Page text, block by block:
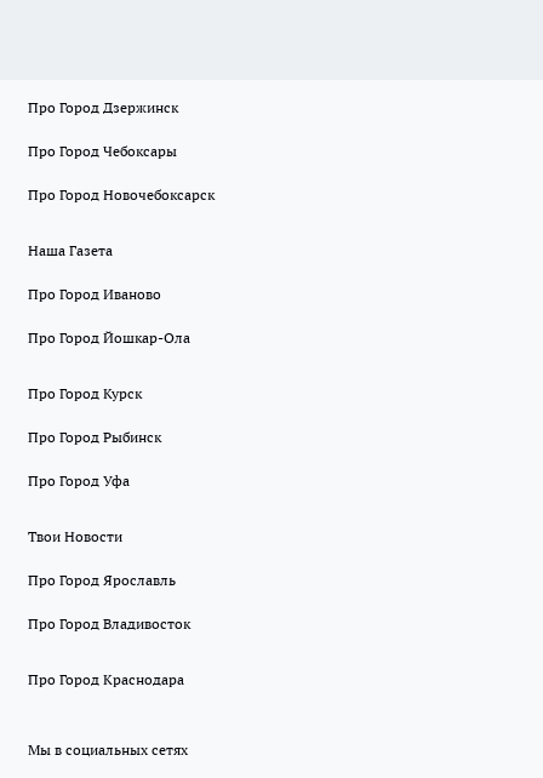
Про Город Дзержинск
Про Город Чебоксары
Про Город Новочебоксарск
Наша Газета
Про Город Иваново
Про Город Йошкар-Ола
Про Город Курск
Про Город Рыбинск
Про Город Уфа
Твои Новости
Про Город Ярославль
Про Город Владивосток
Про Город Краснодара
Мы в социальных сетях